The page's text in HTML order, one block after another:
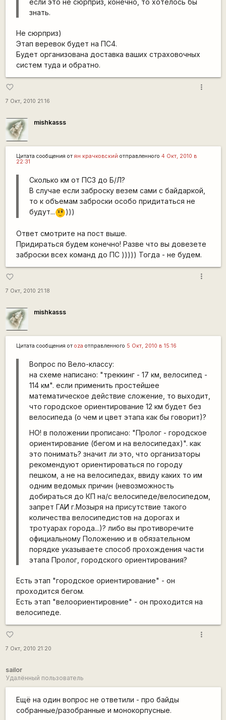
если это не сюрприз, конечно, то хотелось бы
знать.
Не сюрприз)
Этап веревок будет на ПС4.
Будет организована доставка ваших страховочных
систем туда и обратно.
favorite_border
7 Окт, 2010 21:16
more_vert
mishkasss
Цитата сообщения от ян крачковский отправленного 4 Окт, 2010 в
22:31
Сколько км от ПС3 до Б/Л?
В случае если заброску везем сами с байдаркой,
то к объемам заброски особо придитаться не
будут...???)))
Ответ смотрите на пост выше.
Придираться будем конечно! Разве что вы довезете
заброски всех команд до ПС ))))) Тогда - не будем.
favorite_border
7 Окт, 2010 21:18
more_vert
mishkasss
Цитата сообщения от oza отправленного 5 Окт, 2010 в 15:16
Вопрос по Вело-классу:
на схеме написано: "треккинг - 17 км, велосипед -
114 км". если применить простейшее
математическое действие сложение, то выходит,
что городское ориентирование 12 км будет без
велосипеда (о чем и цвет этапа как бы говорит)?
НО! в положении прописано: "Пролог - городское
ориентирование (бегом и на велосипедах)". как
это понимать? значит ли это, что организаторы
рекомендуют ориентироваться по городу
пешком, а не на велосипедах, ввиду каких то им
одним ведомых причин (невозможность
добираться до КП на/с велосипеде/велосипедом,
запрет ГАИ г.Мозыря на присутствие такого
количества велосипедистов на дорогах и
тротуарах города...)? либо вы противоречите
официальному Положению и в обязательном
порядке указываете способ прохождения части
этапа Пролог, городского ориентирования?
Есть этап "городское ориентирование" - он
проходится бегом.
Есть этап "велоориентировние" - он проходится на
велосипеде.
favorite_border
7 Окт, 2010 21:20
more_vert
sailor
Удалённый пользователь
Ещё на один вопрос не ответили - про байды
собранные/разобранные и монокорпусные.